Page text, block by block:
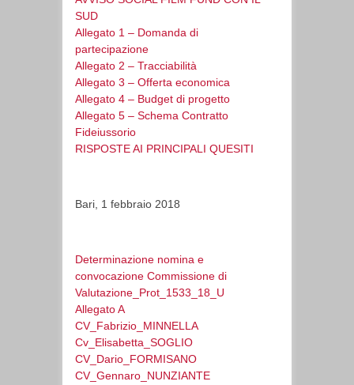
SUD
Allegato 1 – Domanda di
partecipazione
Allegato 2 – Tracciabilità
Allegato 3 – Offerta economica
Allegato 4 – Budget di progetto
Allegato 5 – Schema Contratto
Fideiussorio
RISPOSTE AI PRINCIPALI QUESITI
Bari, 1 febbraio 2018
Determinazione nomina e
convocazione Commissione di
Valutazione_Prot_1533_18_U
Allegato A
CV_Fabrizio_MINNELLA
Cv_Elisabetta_SOGLIO
CV_Dario_FORMISANO
CV_Gennaro_NUNZIANTE